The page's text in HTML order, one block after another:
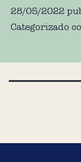
28/05/2022
Categorizado